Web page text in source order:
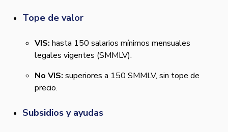
Tope de valor
VIS: hasta 150 salarios mínimos mensuales
legales vigentes (SMMLV).
No VIS: superiores a 150 SMMLV, sin tope de
precio.
Subsidios y ayudas